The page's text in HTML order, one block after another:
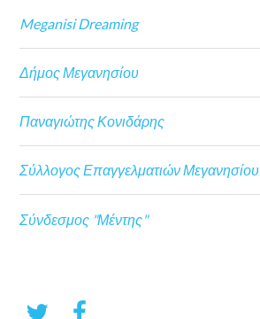
Meganisi Dreaming
Δήμος Μεγανησίου
Παναγιώτης Κονιδάρης
Σύλλογος Επαγγελματιών Μεγανησίου
Σύνδεσμος "Μέντης"